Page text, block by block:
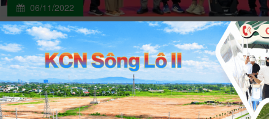
tham dự Hành trình đỏ tỉnh Vĩnh Phúc lần thứ VII năm 2024 Ngoài
các phong trào thi đua, văn hóa, văn nghệ do Công ty phát động,
CBCNV Công ty CP phát triển hạ tầng Vĩnh Phúc luôn tham gia
nhiệt tình các phong trào do các Hội, đoàn tại địa phương tổ chức
đặc biệt là phong trào Hiến máu tình nguyện. Hình ảnh một số
CBNV VPID tham gia hiến máu Hình ảnh một số CBNV VPID
tham gia hiến máu Đây là một hoạt động ý nghĩa, đậm tính nhân
06/11/2022
CÔNG TY CỔ PHẦN PHÁT TRIỂN HẠ TẦNG VĨNH
PHÚC THAM DỰ GIẢI BÓNG ĐÁ TIM CUP
Chào mừng kỷ niệm 77 năm ngày thành lập ngành kế hoạch và
đầu tư (31/12/1975 - 31/12/2022), chiều ngày 5/11 vừa qua, tại sân
bóng Tam Gia (Hồ Sơn, Tam Đảo, Vĩnh Phúc), Công đoàn Vụ quản